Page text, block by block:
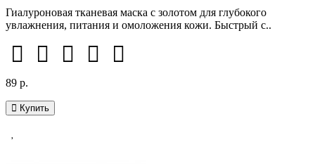
Гиалуроновая тканевая маска с золотом для глубокого
увлажнения, питания и омоложения кожи. Быстрый с..
89 р.
Купить